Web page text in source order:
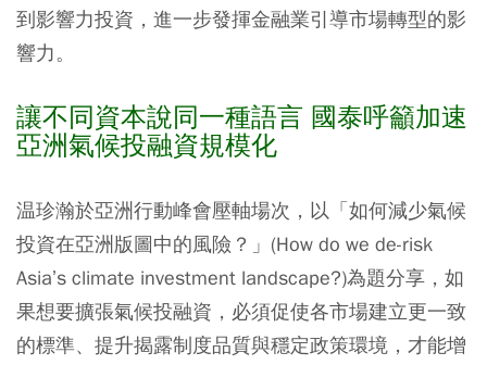
到影響力投資，進一步發揮金融業引導市場轉型的影
響力。
讓不同資本說同一種語言 國泰呼籲加速
亞洲氣候投融資規模化
温珍瀚於亞洲行動峰會壓軸場次，以「如何減少氣候
投資在亞洲版圖中的風險？」(How do we de-risk
Asia’s climate investment landscape?)為題分享，如
果想要擴張氣候投融資，必須促使各市場建立更一致
的標準、提升揭露制度品質與穩定政策環境，才能增